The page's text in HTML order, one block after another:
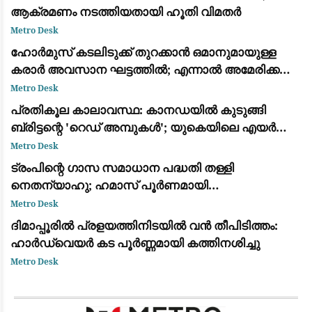
ആക്രമണം നടത്തിയതായി ഹൂതി വിമതർ
Metro Desk
ഹോർമുസ് കടലിടുക്ക് തുറക്കാൻ ഒമാനുമായുള്ള
കരാർ അവസാന ഘട്ടത്തിൽ; എന്നാൽ അമേരിക്ക
നിബന്ധനകൾ പാലിക്കണമെന്ന് ഇറാൻ
Metro Desk
പ്രതികൂല കാലാവസ്ഥ: കാനഡയിൽ കുടുങ്ങി
ബ്രിട്ടന്റെ 'റെഡ് അമ്പുകൾ'; യുകെയിലെ എയർ
ഷോകൾ റദ്ദാക്കി
Metro Desk
ട്രംപിന്റെ ഗാസ സമാധാന പദ്ധതി തള്ളി
നെതന്യാഹു; ഹമാസ് പൂർണമായി
നിരായുധീകരിക്കും വരെ സൈന്യം പിന്മാറില്ലെന്ന്
ഇസ്രായേൽ
Metro Desk
ദിമാപ്പൂരിൽ പ്രളയത്തിനിടയിൽ വൻ തീപിടിത്തം:
ഹാർഡ്‌വെയർ കട പൂർണ്ണമായി കത്തിനശിച്ചു
Metro Desk